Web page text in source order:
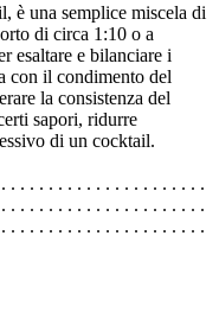
è una semplice miscela di
di circa 1:10 o a
esaltare e bilanciare i
con il condimento del
la consistenza del
sapori, ridurre
di un cocktail.
. . . . . . . . . . . . . . . . . . . . .
. . . . . . . . . . . . . . . . . . . . .
. . . . . . . . . . . . . . . . . . . . .